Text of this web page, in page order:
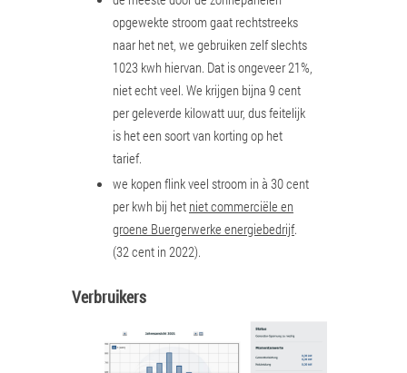
opgewekte stroom gaat rechtstreeks
naar het net, we gebruiken zelf slechts
1023 kwh hiervan. Dat is ongeveer 21%,
niet echt veel. We krijgen bijna 9 cent
per geleverde kilowatt uur, dus feitelijk
is het een soort van korting op het
tarief.
we kopen flink veel stroom in à 30 cent
per kwh bij het niet commerciële en
groene Buergerwerke energiebedrijf.
(32 cent in 2022).
Verbruikers